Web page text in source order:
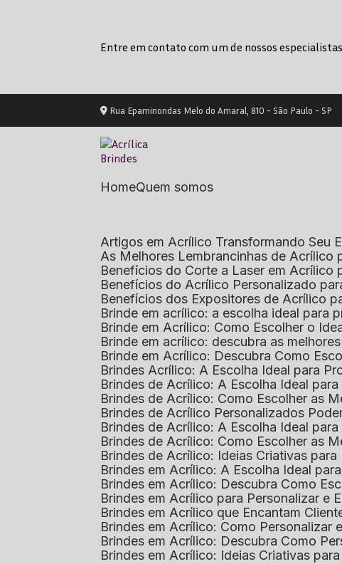
Entre em contato com um de nossos
Rua Epaminondas Melo do Amaral, 810 - São Paulo - SP
Home
Quem somos
Artigos em Acrílico Transformando
As Melhores Lembrancinhas de Acrílico
Benefícios do Corte a Laser em
Benefícios do Acrílico Personalizado
Benefícios dos Expositores de Acrílico
Brinde em acrílico: a escolha ideal para
Brinde em Acrílico: Como Escolher o
Brinde em acrílico: descubra as
Brinde em Acrílico: Descubra Como
Brindes Acrílico: A Escolha Ideal para
Brindes de Acrílico: A Escolha Ideal
Brindes de Acrílico: Como Escolher as
Brindes de Acrílico Personalizados
Brindes de Acrílico: A Escolha Ideal
Brindes de Acrílico: Como Escolher as
Brindes de Acrílico: Ideias Criativas para
Brindes em Acrílico: A Escolha Ideal
Brindes em Acrílico: Descubra Como
Brindes em Acrílico para Personalizar e
Brindes em Acrílico que Encantam
Brindes em Acrílico: Como Personalizar
Brindes em Acrílico: Descubra Como
Brindes em Acrílico: Ideias Criativas